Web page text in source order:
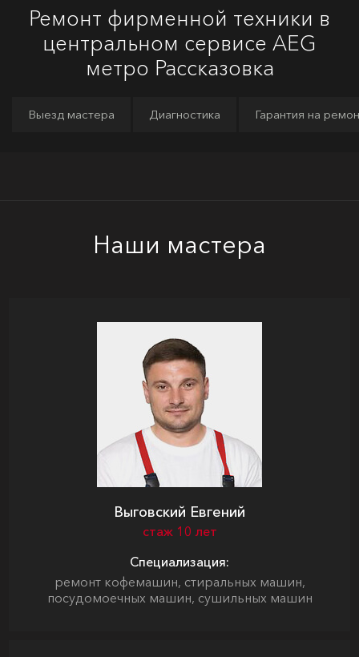
Ремонт фирменной техники в
центральном сервисе AEG
метро Рассказовка
Выезд мастера Диагностика Гарантия на
Наши мастера
Выговский Евгений
стаж 10 лет
Специализация:
ремонт кофемашин, стиральных машин,
посудомоечных машин, сушильных машин